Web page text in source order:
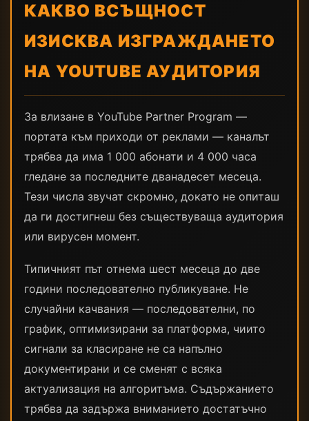
КАКВО ВСЪЩНОСТ
ИЗИСКВА ИЗГРАЖДАНЕТО
НА YOUTUBE АУДИТОРИЯ
За влизане в YouTube Partner Program —
портата към приходи от реклами — каналът
трябва да има 1 000 абонати и 4 000 часа
гледане за последните дванадесет месеца.
Тези числа звучат скромно, докато не опиташ
да ги достигнеш без съществуваща аудитория
или вирусен момент.
Типичният път отнема шест месеца до две
години последователно публикуване. Не
случайни качвания — последователни, по
график, оптимизирани за платформа, чиито
сигнали за класиране не са напълно
документирани и се сменят с всяка
актуализация на алгоритъма. Съдържанието
трябва да задържа вниманието достатъчно